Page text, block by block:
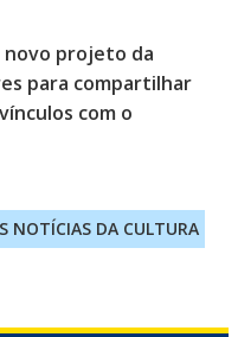
novo projeto da
para compartilhar
com o
NOTÍCIAS DA CULTURA